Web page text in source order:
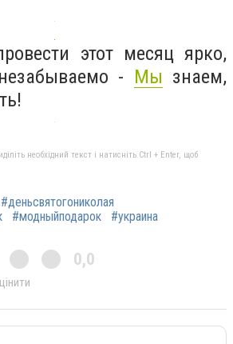
этот месяц ярко,
- Мы знаем,
необхідний текст і натисніть Ctrl + Enter, щоб
#деньсвятогониколая
#модныйподарок #украина
0,0